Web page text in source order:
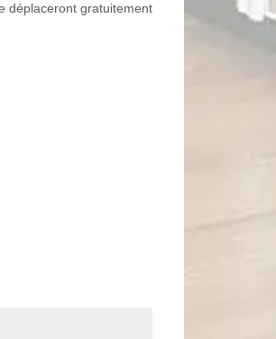
déplaceront gratuitement